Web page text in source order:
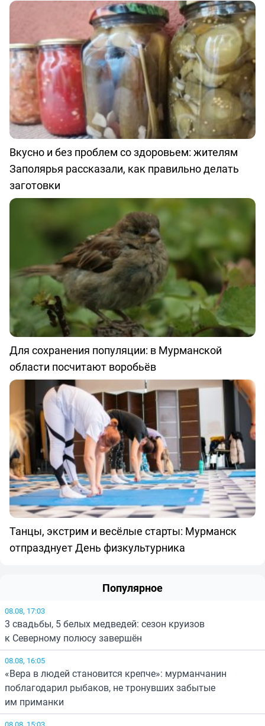
Вкусно и без проблем со здоровьем: жителям
Заполярья рассказали, как правильно делать
заготовки
Для сохранения популяции: в Мурманской
области посчитают воробьёв
Танцы, экстрим и весёлые старты: Мурманск
отпразднует День физкультурника
Популярное
08.08, 17:03
3 свадьбы, 5 белых медведей: сезон круизов
к Северному полюсу завершён
08.08, 16:05
«Вера в людей становится крепче»: мурманчанин
поблагодарил рыбаков, не тронувших забытые
им приманки